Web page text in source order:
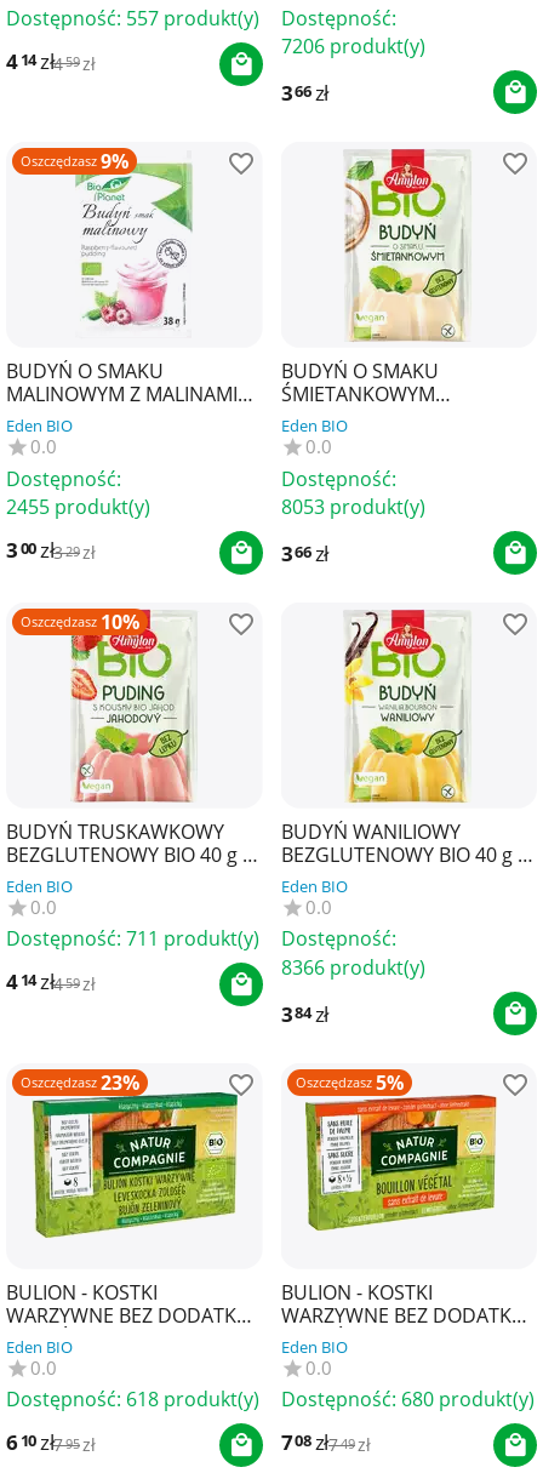
Dostępność: 557 produkt(y)
414 zł459 zł
Dostępność:
7206 produkt(y)
366zł
Oszczędzasz 9%
BUDYŃ O SMAKU
MALINOWYM Z MALINAMI
BIO 38 g - BIO PLANET
Eden BIO
0.0
Dostępność:
2455 produkt(y)
300zł329zł
BUDYŃ O SMAKU
ŚMIETANKOWYM
BEZGLUTENOWY BIO 40 g -
AMYLON
Eden BIO
0.0
Dostępność:
8053 produkt(y)
366zł
Oszczędzasz 10%
BUDYŃ TRUSKAWKOWY
BEZGLUTENOWY BIO 40 g -
AMYLON
Eden BIO
0.0
Dostępność: 711 produkt(y)
414zł459zł
BUDYŃ WANILIOWY
BEZGLUTENOWY BIO 40 g -
AMYLON
Eden BIO
0.0
Dostępność:
8366 produkt(y)
384zł
Oszczędzasz 23%
BULION - KOSTKI
WARZYWNE BEZ DODATKU
CUKRÓW BIO (8 x 10,5 g) 84
g - NATUR COMPAGNIE
Eden BIO
0.0
Dostępność: 618 produkt(y)
610zł795zł
Oszczędzasz 5%
BULION - KOSTKI
WARZYWNE BEZ DODATKU
CUKRÓW I DROŻDŻY BIO (8
x 10,5 g) 84 g - NATUR
COM...
Eden BIO
0.0
Dostępność: 680 produkt(y)
708zł749zł